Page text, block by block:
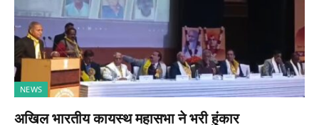
NEWS
अखिल भारतीय कायस्थ महासभा ने भरी हुंकार